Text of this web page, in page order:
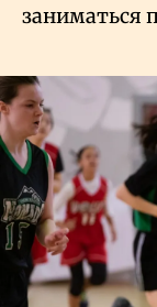
заниматься